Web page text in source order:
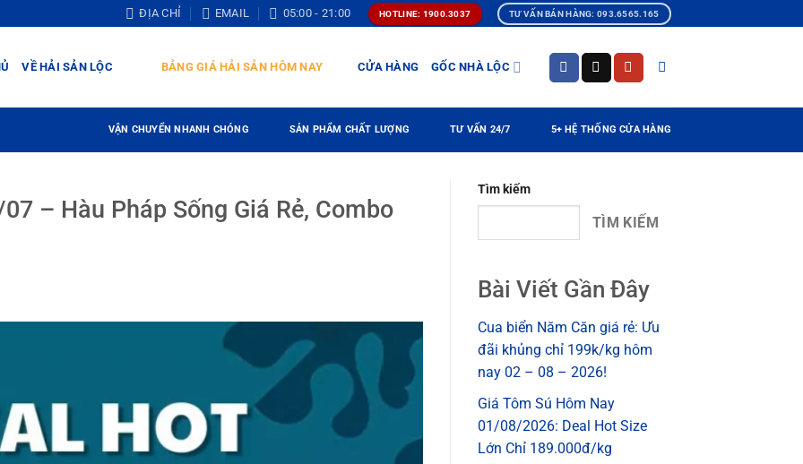
ĐỊA CHỈ EMAIL 05:00 - 21:00 HOTLINE: 1900.3037 TƯ VẤN BÁN HÀNG: 093.6565.165
VỀ HẢI SẢN LỘC BẢNG GIÁ HẢI SẢN HÔM NAY CỬA HÀNG GỐC NHÀ LỘC
VẬN CHUYỂN NHANH CHÓNG SẢN PHẨM CHẤT LƯỢNG TƯ VẤN 24/7 5+ HỆ THỐNG CỬA HÀNG
– Hàu Pháp Sống Giá Rẻ, Combo
Tìm kiếm
TÌM KIẾM
Bài Viết Gần Đây
Cua biển Năm Căn giá rẻ: Ưu
đãi khủng chỉ 199k/kg hôm
nay 02 – 08 – 2026!
Giá Tôm Sú Hôm Nay
01/08/2026: Deal Hot Size
Lớn Chỉ 189.000đ/kg